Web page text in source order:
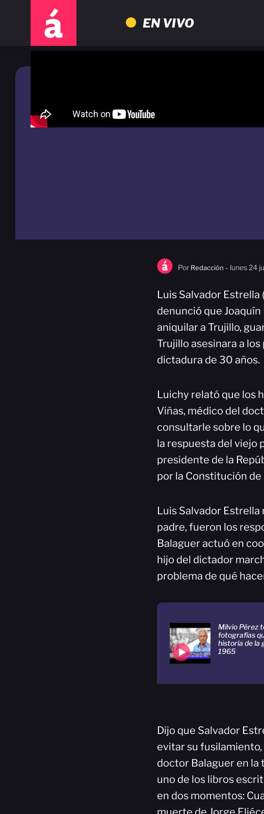
EN VIVO
Por Redacción - lunes 24
Luis Salvador
denunció que
aniquilar a Trujillo,
Trujillo asesinara a
dictadura de 30 años.
Luichy relató que los
Viñas, médico del
consultarle sobre lo
la respuesta del viejo
presidente de la
por la Constitución de
Luis Salvador Estrella
padre, fueron los
Balaguer actuó en
hijo del dictador
problema de qué
Milvio Pérez
fotografías
historia de la
1965
Dijo que Salvador
evitar su
doctor Balaguer en la
uno de los libros
en dos momentos: